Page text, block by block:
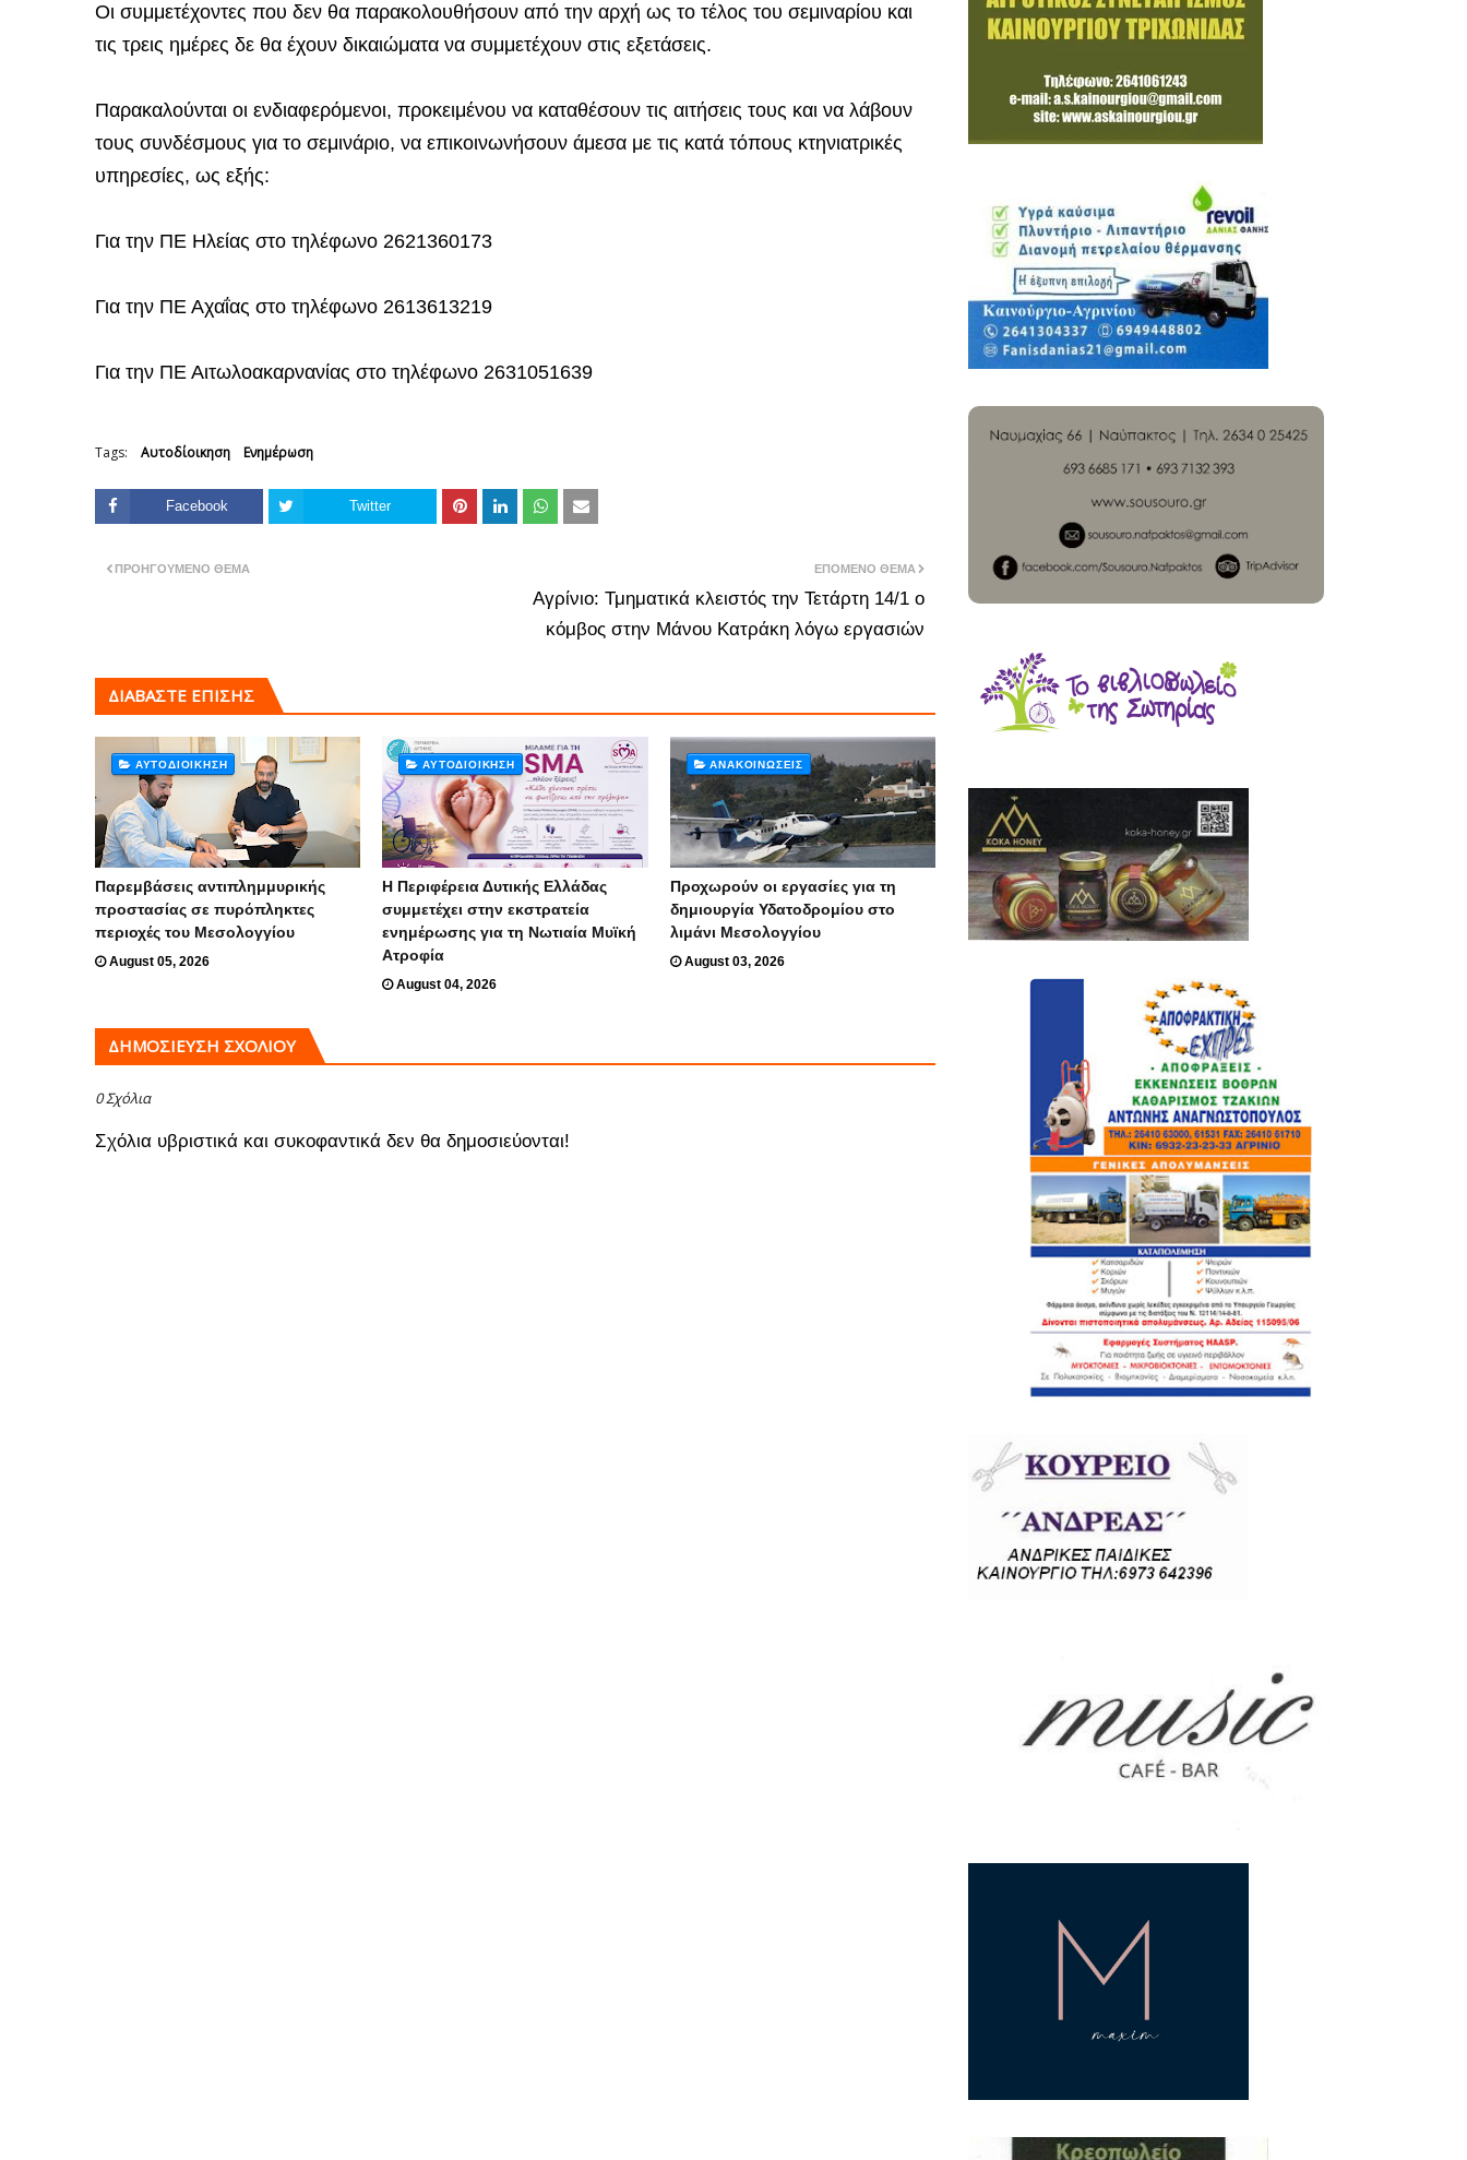
Οι συμμετέχοντες που δεν θα παρακολουθήσουν από την αρχή ως το τέλος του σεμιναρίου και
τις τρεις ημέρες δε θα έχουν δικαιώματα να συμμετέχουν στις εξετάσεις.
Παρακαλούνται οι ενδιαφερόμενοι, προκειμένου να καταθέσουν τις αιτήσεις τους και να λάβουν
τους συνδέσμους για το σεμινάριο, να επικοινωνήσουν άμεσα με τις κατά τόπους κτηνιατρικές
υπηρεσίες, ως εξής:
Για την ΠΕ Ηλείας στο τηλέφωνο 2621360173
Για την ΠΕ Αχαΐας στο τηλέφωνο 2613613219
Για την ΠΕ Αιτωλοακαρνανίας στο τηλέφωνο 2631051639
Tags: Αυτοδίοικηση Ενημέρωση
Facebook Twitter
ΕΠΌΜΕΝΟ ΘΈΜΑ
Αγρίνιο: Τμηματικά κλειστός την Τετάρτη 14/1 o
κόμβος στην Μάνου Κατράκη λόγω εργασιών
ΠΡΟΗΓΟΎΜΕΝΟ ΘΈΜΑ
ΔΙΑΒΑΣΤΕ ΕΠΙΣΗΣ
ΑΥΤΟΔΊΟΙΚΗΣΗ
Παρεμβάσεις αντιπλημμυρικής
προστασίας σε πυρόπληκτες
περιοχές του Μεσολογγίου
August 05, 2026
ΑΥΤΟΔΊΟΙΚΗΣΗ
Η Περιφέρεια Δυτικής Ελλάδας
συμμετέχει στην εκστρατεία
ενημέρωσης για τη Νωτιαία Μυϊκή
Ατροφία
August 04, 2026
ΑΝΑΚΟΙΝΏΣΕΙΣ
Προχωρούν οι εργασίες για τη
δημιουργία Υδατοδρομίου στο
λιμάνι Μεσολογγίου
August 03, 2026
ΔΗΜΟΣΊΕΥΣΗ ΣΧΟΛΊΟΥ
0 Σχόλια
Σχόλια υβριστικά και συκοφαντικά δεν θα δημοσιεύονται!